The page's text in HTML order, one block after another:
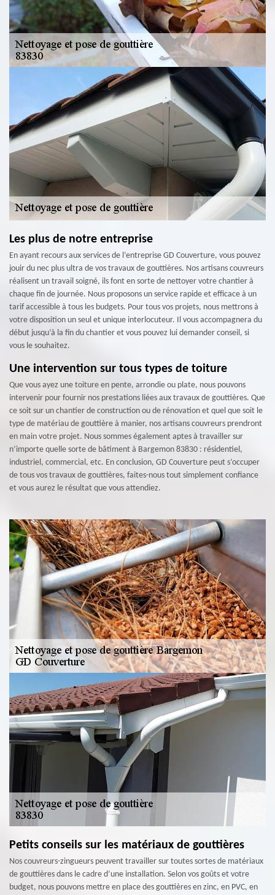
Les plus de notre entreprise
En ayant recours aux services de l’entreprise GD Couverture, vous pouvez
jouir du nec plus ultra de vos travaux de gouttières. Nos artisans couvreurs
réalisent un travail soigné, ils font en sorte de nettoyer votre chantier à
chaque fin de journée. Nous proposons un service rapide et efficace à un
tarif accessible à tous les budgets. Pour tous vos projets, nous mettrons à
votre disposition un seul et unique interlocuteur. Il vous accompagnera du
début jusqu’à la fin du chantier et vous pouvez lui demander conseil, si
vous le souhaitez.
Une intervention sur tous types de toiture
Que vous ayez une toiture en pente, arrondie ou plate, nous pouvons
intervenir pour fournir nos prestations liées aux travaux de gouttières. Que
ce soit sur un chantier de construction ou de rénovation et quel que soit le
type de matériau de gouttière à manier, nos artisans couvreurs prendront
en main votre projet. Nous sommes également aptes à travailler sur
n’importe quelle sorte de bâtiment à Bargemon 83830 : résidentiel,
industriel, commercial, etc. En conclusion, GD Couverture peut s’occuper
de tous vos travaux de gouttières, faites-nous tout simplement confiance
et vous aurez le résultat que vous attendiez.
Petits conseils sur les matériaux de gouttières
Nos couvreurs-zingueurs peuvent travailler sur toutes sortes de matériaux
de gouttières dans le cadre d’une installation. Selon vos goûts et votre
budget, nous pouvons mettre en place des gouttières en zinc, en PVC, en